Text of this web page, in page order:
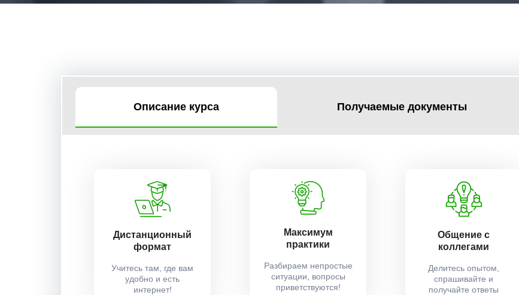
Описание курса Получаемые документы
Дистанционный
формат
Учитесь там, где вам
удобно и есть
интернет!
Максимум
практики
Разбираем непростые
ситуации, вопросы
приветствуются!
Общение с
коллегами
Делитесь опытом,
спрашивайте и
получайте ответы